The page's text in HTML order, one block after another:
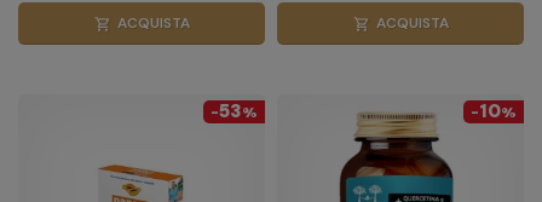
shopping_cart ACQUISTA shopping_cart ACQUISTA
-53% -10%